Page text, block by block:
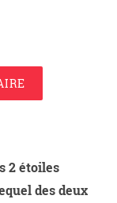
2 étoiles
des deux